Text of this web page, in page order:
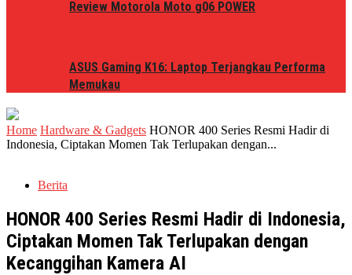
Review Motorola Moto g06 POWER
ASUS Gaming K16: Laptop Terjangkau Performa
Memukau
Home Hardware & Gadgets HONOR 400 Series Resmi Hadir di
Indonesia, Ciptakan Momen Tak Terlupakan dengan...
Berita
HONOR 400 Series Resmi Hadir di Indonesia,
Ciptakan Momen Tak Terlupakan dengan
Kecanggihan Kamera AI